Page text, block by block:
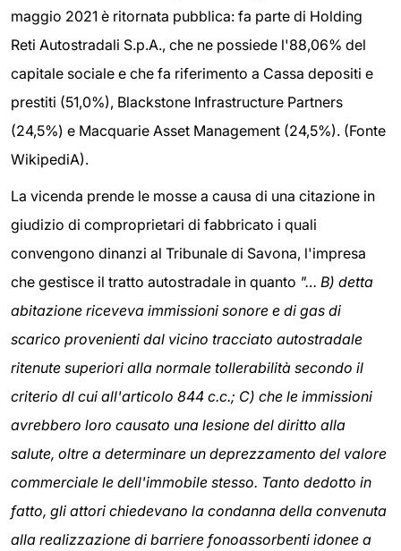
maggio 2021 è ritornata pubblica: fa parte di Holding
Reti Autostradali S.p.A., che ne possiede l'88,06% del
capitale sociale e che fa riferimento a Cassa depositi e
prestiti (51,0%), Blackstone Infrastructure Partners
(24,5%) e Macquarie Asset Management (24,5%). (Fonte
WikipediA).
La vicenda prende le mosse a causa di una citazione in
giudizio di comproprietari di fabbricato i quali
convengono dinanzi al Tribunale di Savona, l'impresa
che gestisce il tratto autostradale in quanto "… B) detta
abitazione riceveva immissioni sonore e di gas di
scarico provenienti dal vicino tracciato autostradale
ritenute superiori alla normale tollerabilità secondo il
criterio dl cui all'articolo 844 c.c.; C) che le immissioni
avrebbero loro causato una lesione del diritto alla
salute, oltre a determinare un deprezzamento del valore
commerciale le dell'immobile stesso. Tanto dedotto in
fatto, gli attori chiedevano la condanna della convenuta
alla realizzazione di barriere fonoassorbenti idonee a